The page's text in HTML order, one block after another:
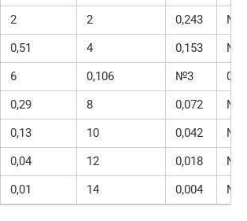
2 2 0,243
№1
0,51 4 0,153
№2
6 0,106 №3
0,75
0,29 8 0,072
№4
0,13 10 0,042
№5
0,04 12 0,018
0,01 14 0,004